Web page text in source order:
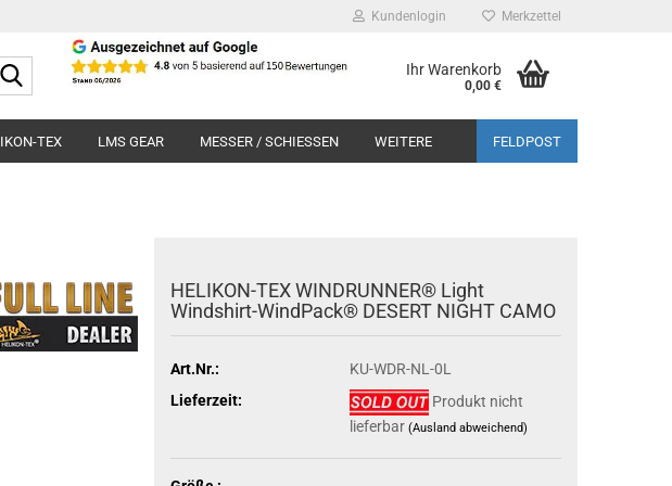
Kundenlogin Merkzettel
Suche... Ihr Warenkorb
0,00 €
TEX LMS GEAR MESSER / SCHIESSEN FELDPOST
WEITERE
HELIKON-TEX WINDRUNNER® Light
Windshirt-WindPack® DESERT NIGHT CAMO
Art.Nr.:
KU-WDR-NL-0L
Lieferzeit:
Produkt nicht
lieferbar (Ausland abweichend)